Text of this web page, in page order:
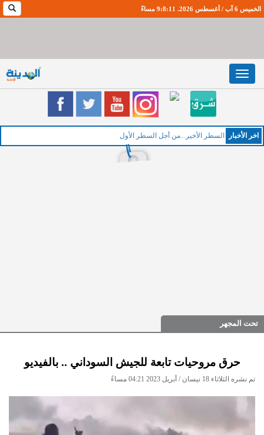
الخميس 6 آب / أغسطس 2026. 9:8:11 مساءً
Toggle
navigation
اخر اﻷخبار الخ
تحت المجهر
حرق مروحيات تابعة للجيش السوداني .. بالفيديو
تم نشره الثلاثاء 18 نيسان / أبريل 2023 04:21 مساءً